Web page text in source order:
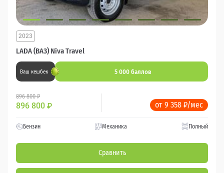
LADA (ВАЗ) Niva Travel
2023
Ваш кешбек 5 000 баллов
896 800 ₽
896 800 ₽ от 9 358 ₽/мес
Бензин Механика Полный
Сравнить